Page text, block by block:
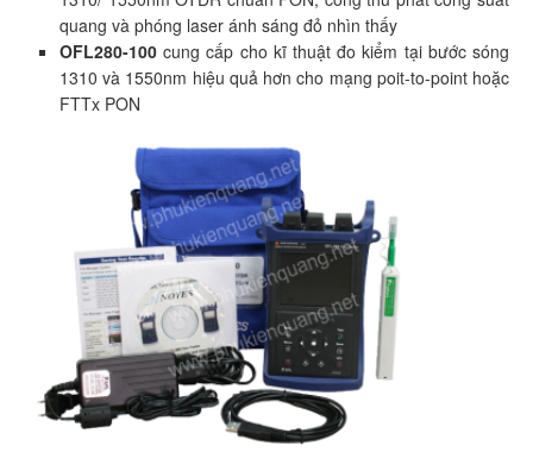
quang và phóng laser ánh sáng đỏ nhìn thấy
OFL280-100 cung cấp cho kĩ thuật đo kiểm tại bước sóng
1310 và 1550nm hiệu quả hơn cho mạng poit-to-point hoặc
FTTx PON